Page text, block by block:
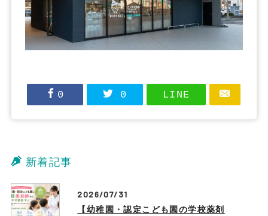
0 0 LINE
新着記事
2026/07/31
【幼稚園・認定こども園の学校薬剤